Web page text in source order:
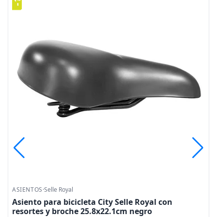
ASIENTOS·Selle Royal
Asiento para bicicleta City Selle Royal con
resortes y broche 25.8x22.1cm negro